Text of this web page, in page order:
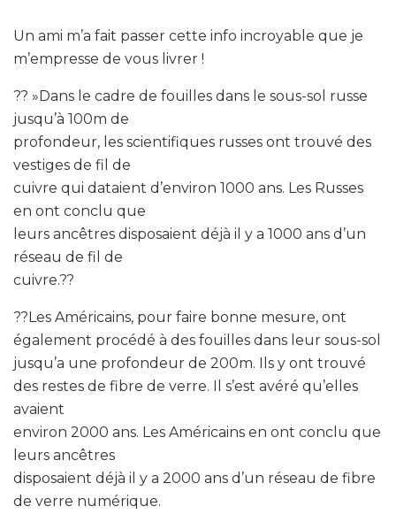
Un ami m’a fait passer cette info incroyable que je
m’empresse de vous livrer !
?? »Dans le cadre de fouilles dans le sous-sol russe
jusqu’à 100m de
profondeur, les scientifiques russes ont trouvé des
vestiges de fil de
cuivre qui dataient d’environ 1000 ans. Les Russes
en ont conclu que
leurs ancêtres disposaient déjà il y a 1000 ans d’un
réseau de fil de
cuivre.??
??Les Américains, pour faire bonne mesure, ont
également procédé à des fouilles dans leur sous-sol
jusqu’a une profondeur de 200m. Ils y ont trouvé
des restes de fibre de verre. Il s’est avéré qu’elles
avaient
environ 2000 ans. Les Américains en ont conclu que
leurs ancêtres
disposaient déjà il y a 2000 ans d’un réseau de fibre
de verre numérique.